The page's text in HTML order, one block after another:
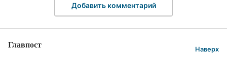
Добавить комментарий
Главпост Наверх